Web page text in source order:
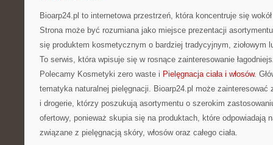
Bioarp24.pl to internetowa przestrzeń, która koncentruje się
Strona może być rozumiana jako miejsce prezentacji
się produktem kosmetycznym o bardziej tradycyjnym, ziołowym
To serwis, która wpisuje się w rosnące zainteresowanie
Polecamy Kosmetyki zero waste i Pielęgnacja ciała i włosów.
tematyka naturalnej pielęgnacji. Bioarp24.pl może zainteresować
i drogerie, którzy poszukują asortymentu o szerokim
ofertowy, ponieważ skupia się na produktach, które odpowiadają
związane z pielęgnacją skóry, włosów oraz całego ciała.